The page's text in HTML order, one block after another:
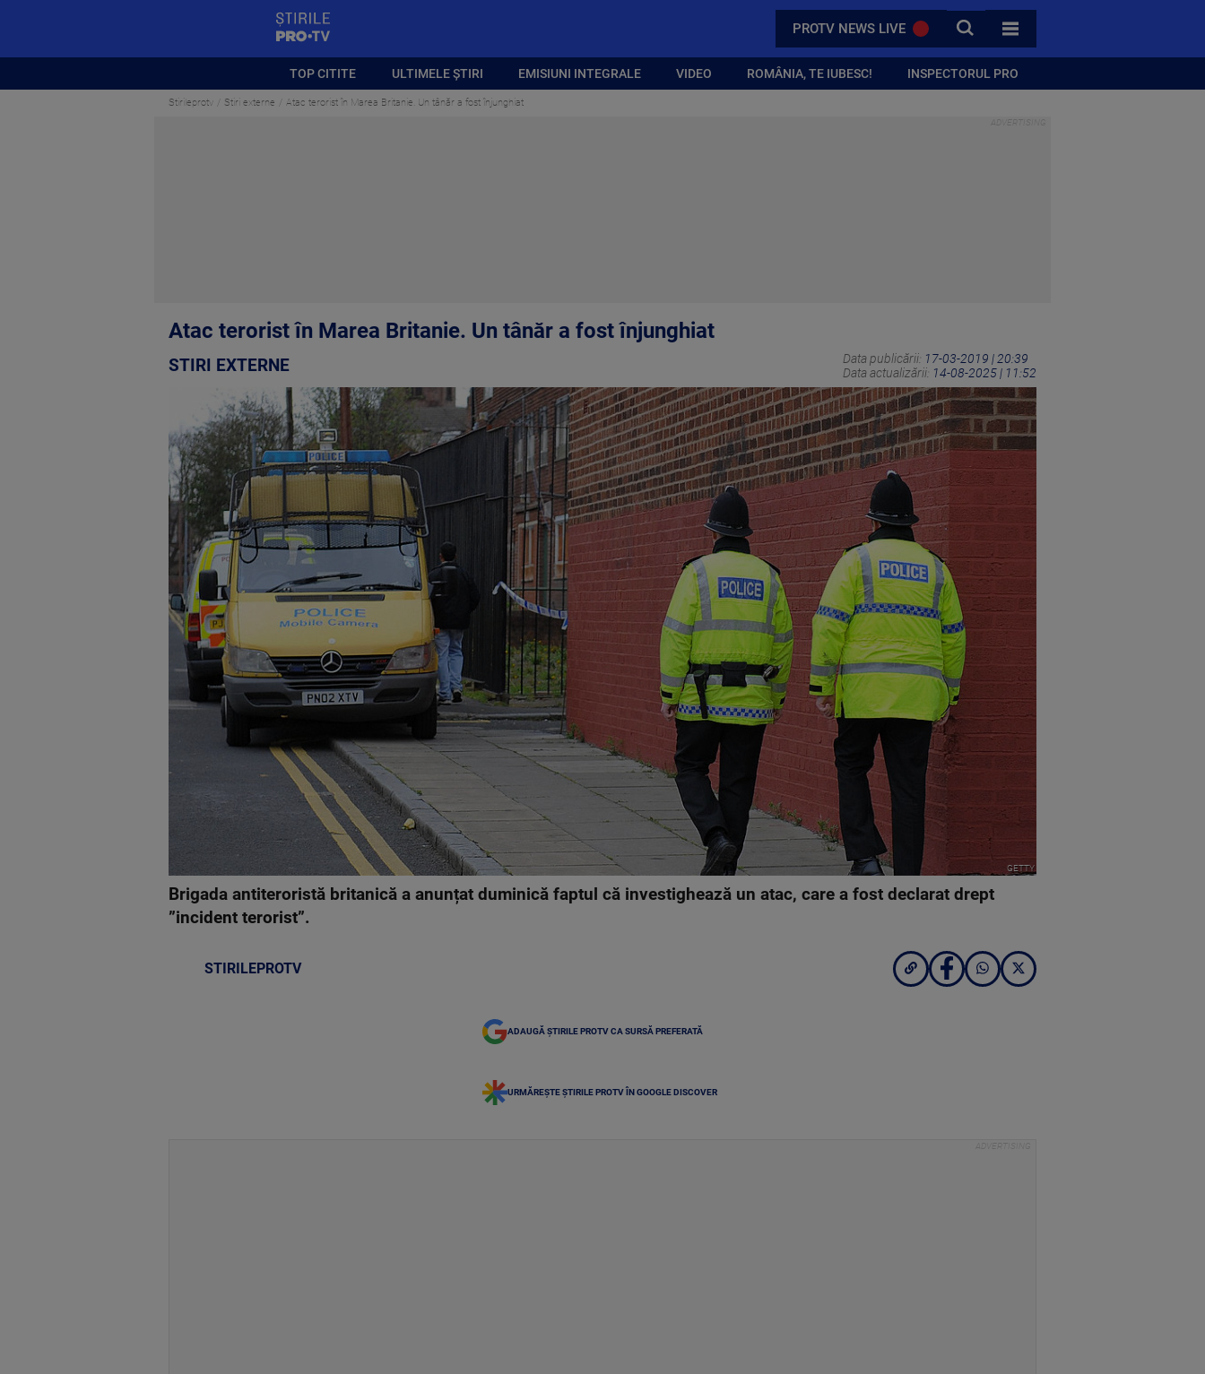
PROTV NEWS LIVE CAUTA
TOATE CATEGORIILE
TOP CITITE ULTIMELE ȘTIRI EMISIUNI INTEGRALE VIDEO ROMÂNIA, TE IUBESC! INSPECTORUL PRO
Stirileprotv Stiri externe Atac terorist în Marea Britanie. Un tânăr a fost înjunghiat
Atac terorist în Marea Britanie. Un tânăr a fost înjunghiat
STIRI EXTERNE Data publicării: 17-03-2019 | 20:39
Data actualizării: 14-08-2025 | 11:52
GETTY
Brigada antiteroristă britanică a anunțat duminică faptul că investighează un atac, care a fost declarat drept
”incident terorist”.
STIRILEPROTV
ADAUGĂ ȘTIRILE PROTV CA SURSĂ PREFERATĂ
URMĂREȘTE ȘTIRILE PROTV ÎN GOOGLE DISCOVER